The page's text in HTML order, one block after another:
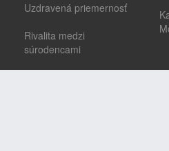
Uzdravená priemernosť
Rivalita medzi
súrodencami